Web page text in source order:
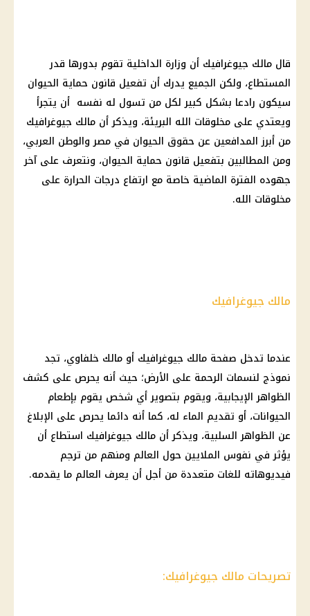
قال مالك جيوغرافيك أن وزارة الداخلية تقوم بدورها قدر
المستطاع، ولكن الجميع يدرك أن تفعيل قانون حماية الحيوان
سيكون رادعا بشكل كبير لكل من تسول له نفسه أن يتجرأ
ويعتدي على مخلوقات الله البريئة، ويذكر أن مالك جيوغرافيك
من أبرز المدافعين عن حقوق الحيوان في مصر والوطن العربي،
ومن المطالبين بتفعيل قانون حماية الحيوان، ونتعرف على آخر
جهوده الفترة الماضية خاصة مع ارتفاع درجات الحرارة على
مخلوقات الله.
مالك جيوغرافيك
عندما تدخل صفحة مالك جيوغرافيك أو مالك خلفاوي، تجد
نموذج لنسمات الرحمة على الأرض؛ حيث أنه يحرص على كشف
الظواهر الإيجابية، ويقوم بتصوير أي شخص يقوم بإطعام
الحيوانات، أو تقديم الماء له، كما أنه دائما يحرص على الإبلاغ
عن الظواهر السلبية، ويذكر أن مالك جيوغرافيك استطاع أن
يؤثر في نفوس الملايين حول العالم ومنهم من ترجم
فيديوهاته للغات متعددة من أجل أن يعرف العالم ما يقدمه.
تصريحات مالك جيوغرافيك: